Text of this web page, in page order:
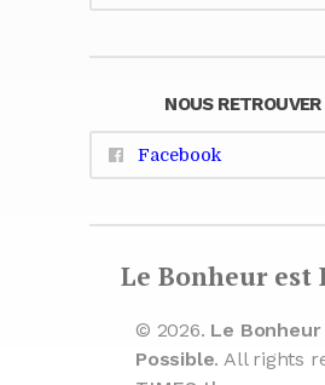
NOUS
Facebook
Le Bonheur est
© 2026. Le
Possible. All rights